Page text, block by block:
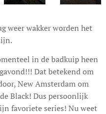
weer wakker worden het
in de badkuip heen
Dat betekend om
New Amsterdam om
Black! Dus persoonlijk
favoriete series! Nu weet